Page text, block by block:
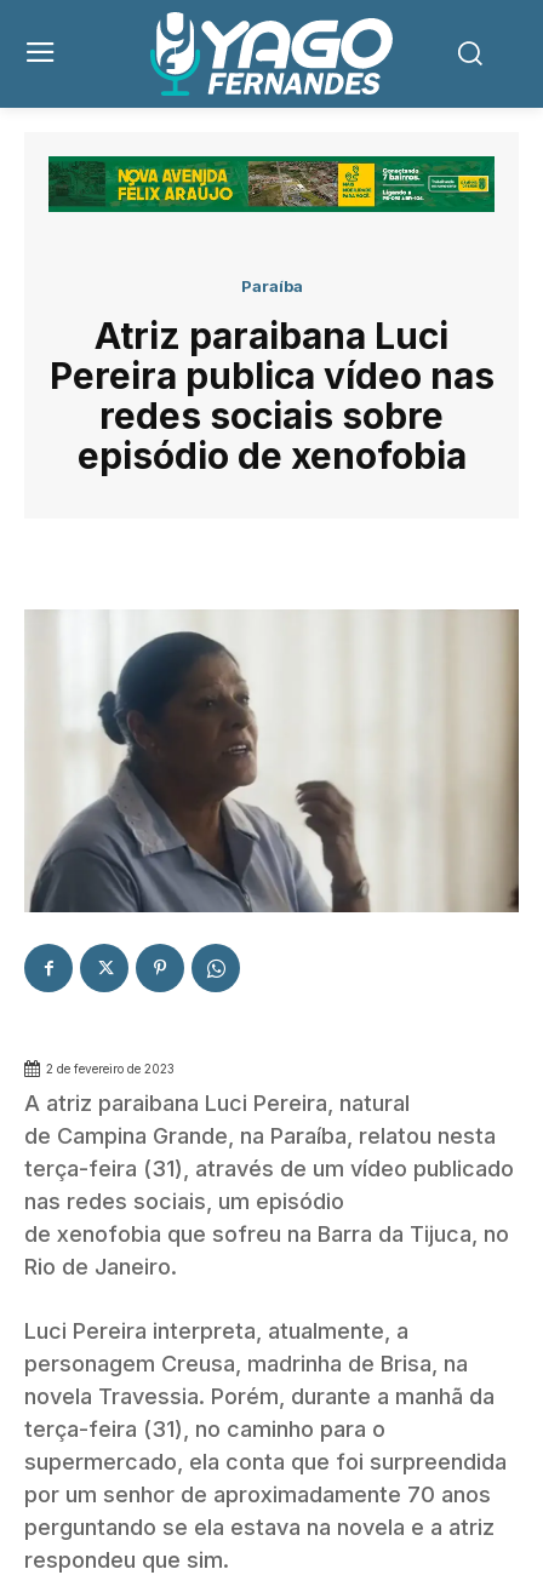
Paraíba
Atriz paraibana Luci
Pereira publica vídeo nas
redes sociais sobre
episódio de xenofobia
2 de fevereiro de 2023
A atriz paraibana Luci Pereira, natural
de Campina Grande, na Paraíba, relatou nesta
terça-feira (31), através de um vídeo publicado
nas redes sociais, um episódio
de xenofobia que sofreu na Barra da Tijuca, no
Rio de Janeiro.
Luci Pereira interpreta, atualmente, a
personagem Creusa, madrinha de Brisa, na
novela Travessia. Porém, durante a manhã da
terça-feira (31), no caminho para o
supermercado, ela conta que foi surpreendida
por um senhor de aproximadamente 70 anos
perguntando se ela estava na novela e a atriz
respondeu que sim.